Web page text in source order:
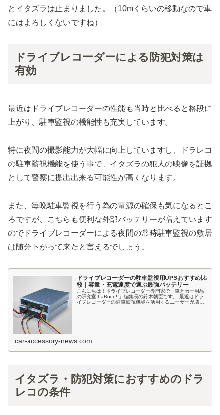
とイタズラは止まりました。（10mくらいの移動なので車
にはよろしくないですね）
ドライブレコーダーによる防犯対策は
有効
最近はドライブレコーダーの性能も当時と比べると格段に
上がり、駐車監視の機能性も充実しています。
特に夜間の撮影能力が大幅に向上していますし、ドラレコ
の駐車監視機能を使う事で、イタズラの犯人の映像を証拠
として警察に提出出来る可能性が高くなります。
また、毎晩駐車監視を行う為の電源の確保も気になるとこ
ろですが、こちらも便利な外部バッテリーが増えています
のでドライブレコーダーによる夜間の常時駐車監視の敷居
は随分下がって来たと言えるでしょう。
ドライブレコーダーの駐車監視用UPSおすすめ比
較｜容量・充電速度で選ぶ最強バッテリー
こんにちは！ドライブレコーダー専門家で「車とカー用品
の研究室 LaBoon!!」編集長の鈴木朝臣です。 最近はドラ
イブレコーダーの駐車監視機能を活用するユーザーが増え
car-accessory-news.com
イタズラ・防犯対策におすすめのドラ
レコの条件